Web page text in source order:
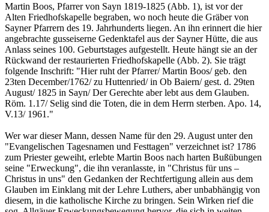
Martin Boos, Pfarrer von Sayn 1819-1825 (Abb. 1), ist vor der
Alten Friedhofskapelle begraben, wo noch heute die Gräber von
Sayner Pfarrern des 19. Jahrhunderts liegen. An ihn erinnert die hier
angebrachte gusseiserne Gedenktafel aus der Sayner Hütte, die aus
Anlass seines 100. Geburtstages aufgestellt. Heute hängt sie an der
Rückwand der restaurierten Friedhofskapelle (Abb. 2). Sie trägt
folgende Inschrift: "Hier ruht der Pfarrer/ Martin Boos/ geb. den
23ten December/1762/ zu Huttenried/ in Ob Baiern/ gest. d. 29ten
August/ 1825 in Sayn/ Der Gerechte aber lebt aus dem Glauben.
Röm. 1.17/ Selig sind die Toten, die in dem Herrn sterben. Apo. 14,
V.13/ 1961."
Wer war dieser Mann, dessen Name für den 29. August unter den
"Evangelischen Tagesnamen und Festtagen" verzeichnet ist? 1786
zum Priester geweiht, erlebte Martin Boos nach harten Bußübungen
seine "Erweckung", die ihn veranlasste, in "Christus für uns –
Christus in uns" den Gedanken der Rechtfertigung allein aus dem
Glauben im Einklang mit der Lehre Luthers, aber unbabhängig von
diesem, in die katholische Kirche zu bringen. Sein Wirken rief die